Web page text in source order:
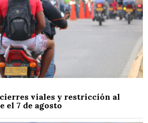
viales y restricción al
7 de agosto